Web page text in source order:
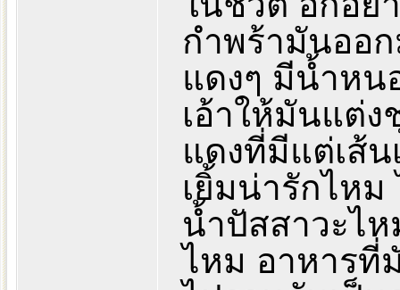
กำพร้ามันออ
แดงๆ มีน้ำหน
เอ้าให้มันแต่
แดงที่มีแต่เส้
เยิ้มน่ารักไห
น้ำปัสสาวะไ
ไหม อาหารที่